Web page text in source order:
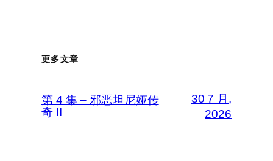
更多文章
第 4 集 – 邪恶坦尼娅传
奇 II
30 7 月,
2026